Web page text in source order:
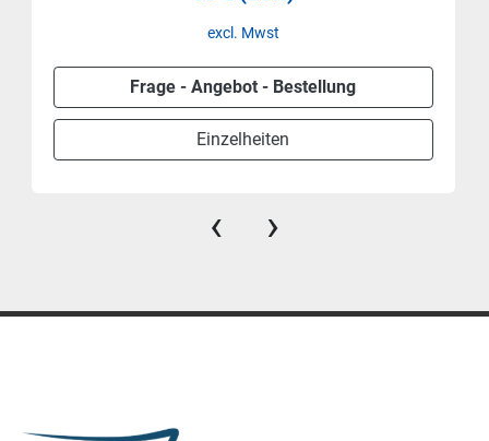
excl. Mwst
Frage - Angebot - Bestellung
Einzelheiten
‹ ›